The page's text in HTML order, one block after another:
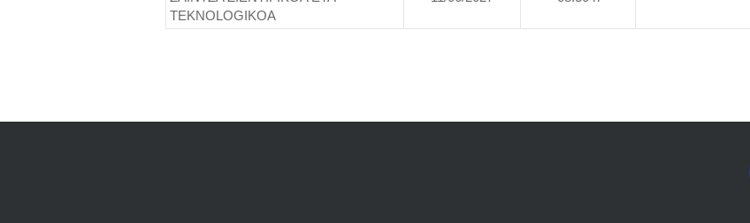
TEKNOLOGIKOA